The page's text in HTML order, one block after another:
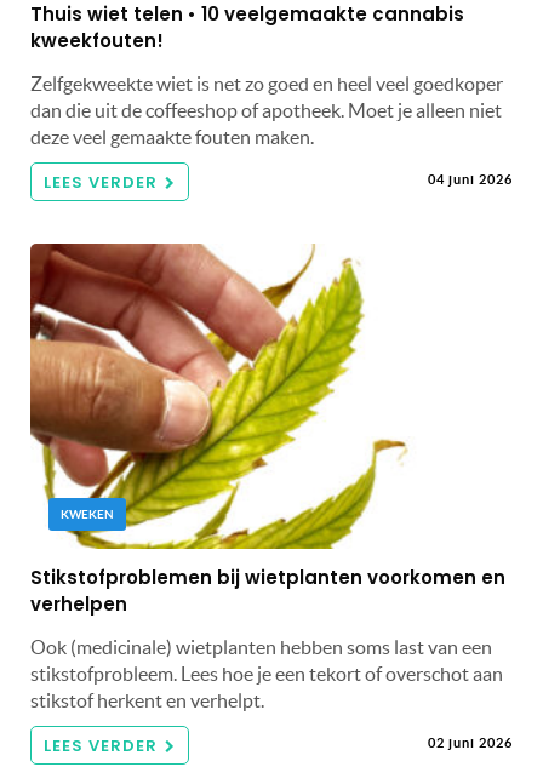
Thuis wiet telen • 10 veelgemaakte cannabis
kweekfouten!
Zelfgekweekte wiet is net zo goed en heel veel goedkoper
dan die uit de coffeeshop of apotheek. Moet je alleen niet
deze veel gemaakte fouten maken.
LEES VERDER 04 juni 2026
KWEKEN
Stikstofproblemen bij wietplanten voorkomen en
verhelpen
Ook (medicinale) wietplanten hebben soms last van een
stikstofprobleem. Lees hoe je een tekort of overschot aan
stikstof herkent en verhelpt.
LEES VERDER 02 juni 2026